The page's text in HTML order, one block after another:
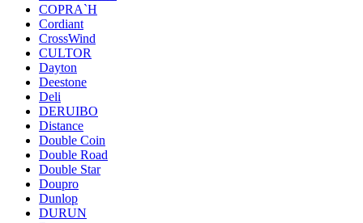
COPRA`H
Cordiant
CrossWind
CULTOR
Dayton
Deestone
Deli
DERUIBO
Distance
Double Coin
Double Road
Double Star
Doupro
Dunlop
DURUN